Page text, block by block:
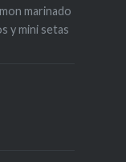
marinado
y mini setas